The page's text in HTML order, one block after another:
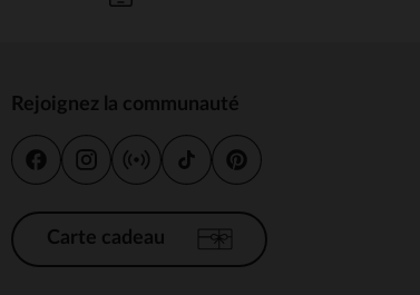
Rejoignez la communauté
Carte cadeau